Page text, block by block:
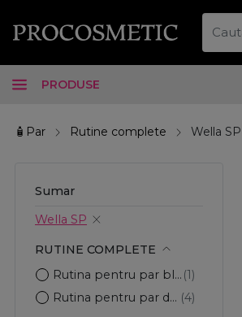
PRODUSE
🧴Par Rutine complete Wella SP
Sumar
Wella SP
RUTINE COMPLETE
Rutina pentru par blond
Rutina pentru par deteriorat